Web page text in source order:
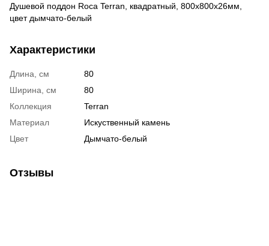
Душевой поддон Roca Terran, квадратный, 800х800х26мм,
цвет дымчато-белый
Характеристики
Длина, см
80
Ширина, см
80
Коллекция
Terran
Материал
Искуственный камень
Цвет
Дымчато-белый
Отзывы